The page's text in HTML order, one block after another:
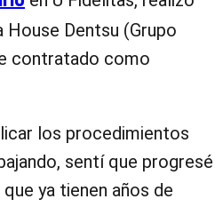
Dentsu (Grupo
contratado como
los procedimientos
sentí que progresé
ya tienen años de